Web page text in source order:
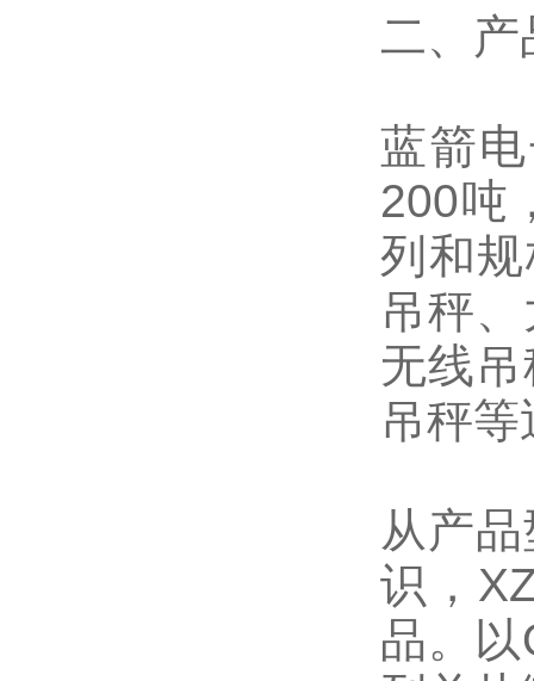
二、产
蓝箭
200吨
列和
吊秤
无线
吊秤
从产
识，
品。